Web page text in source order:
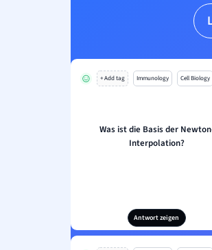
+ Add tag Immunology Cell Biology
Was ist die Basis der
Interpolation?
Antwort zeigen